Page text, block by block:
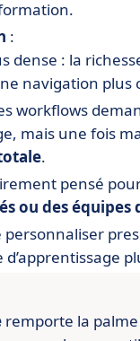
:
dense : la
navigation plus
workflows
mais une fois
.
pensé
ou des équipes
personnaliser
d’apprentissage
remporte la palme